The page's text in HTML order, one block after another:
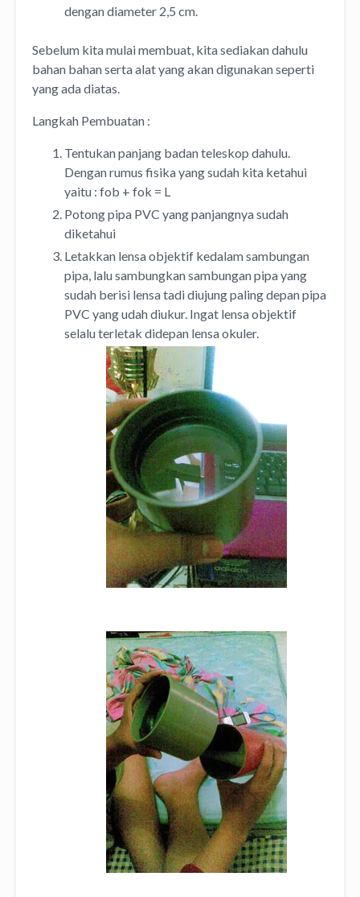
dengan diameter 2,5 cm.
Sebelum kita mulai membuat, kita sediakan dahulu
bahan bahan serta alat yang akan digunakan seperti
yang ada diatas.
Langkah Pembuatan :
Tentukan panjang badan teleskop dahulu.
Dengan rumus fisika yang sudah kita ketahui
yaitu : fob + fok = L
Potong pipa PVC yang panjangnya sudah
diketahui
Letakkan lensa objektif kedalam sambungan
pipa, lalu sambungkan sambungan pipa yang
sudah berisi lensa tadi diujung paling depan pipa
PVC yang udah diukur. Ingat lensa objektif
selalu terletak didepan lensa okuler.